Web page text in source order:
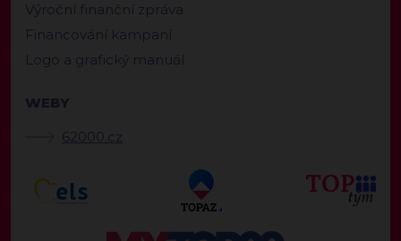
Výroční finanční zpráva
Financování kampaní
Logo a grafický manuál
WEBY
62000.cz